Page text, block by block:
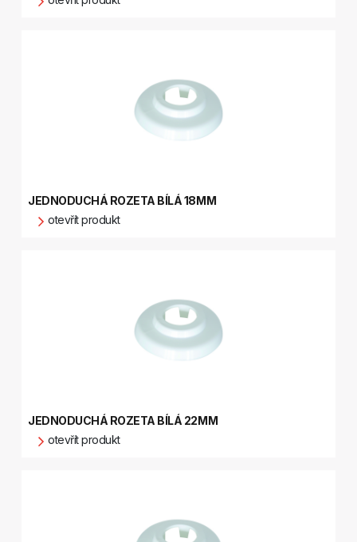
JEDNODUCHÁ ROZETA BÍLÁ 18MM
otevřít produkt
JEDNODUCHÁ ROZETA BÍLÁ 22MM
otevřít produkt